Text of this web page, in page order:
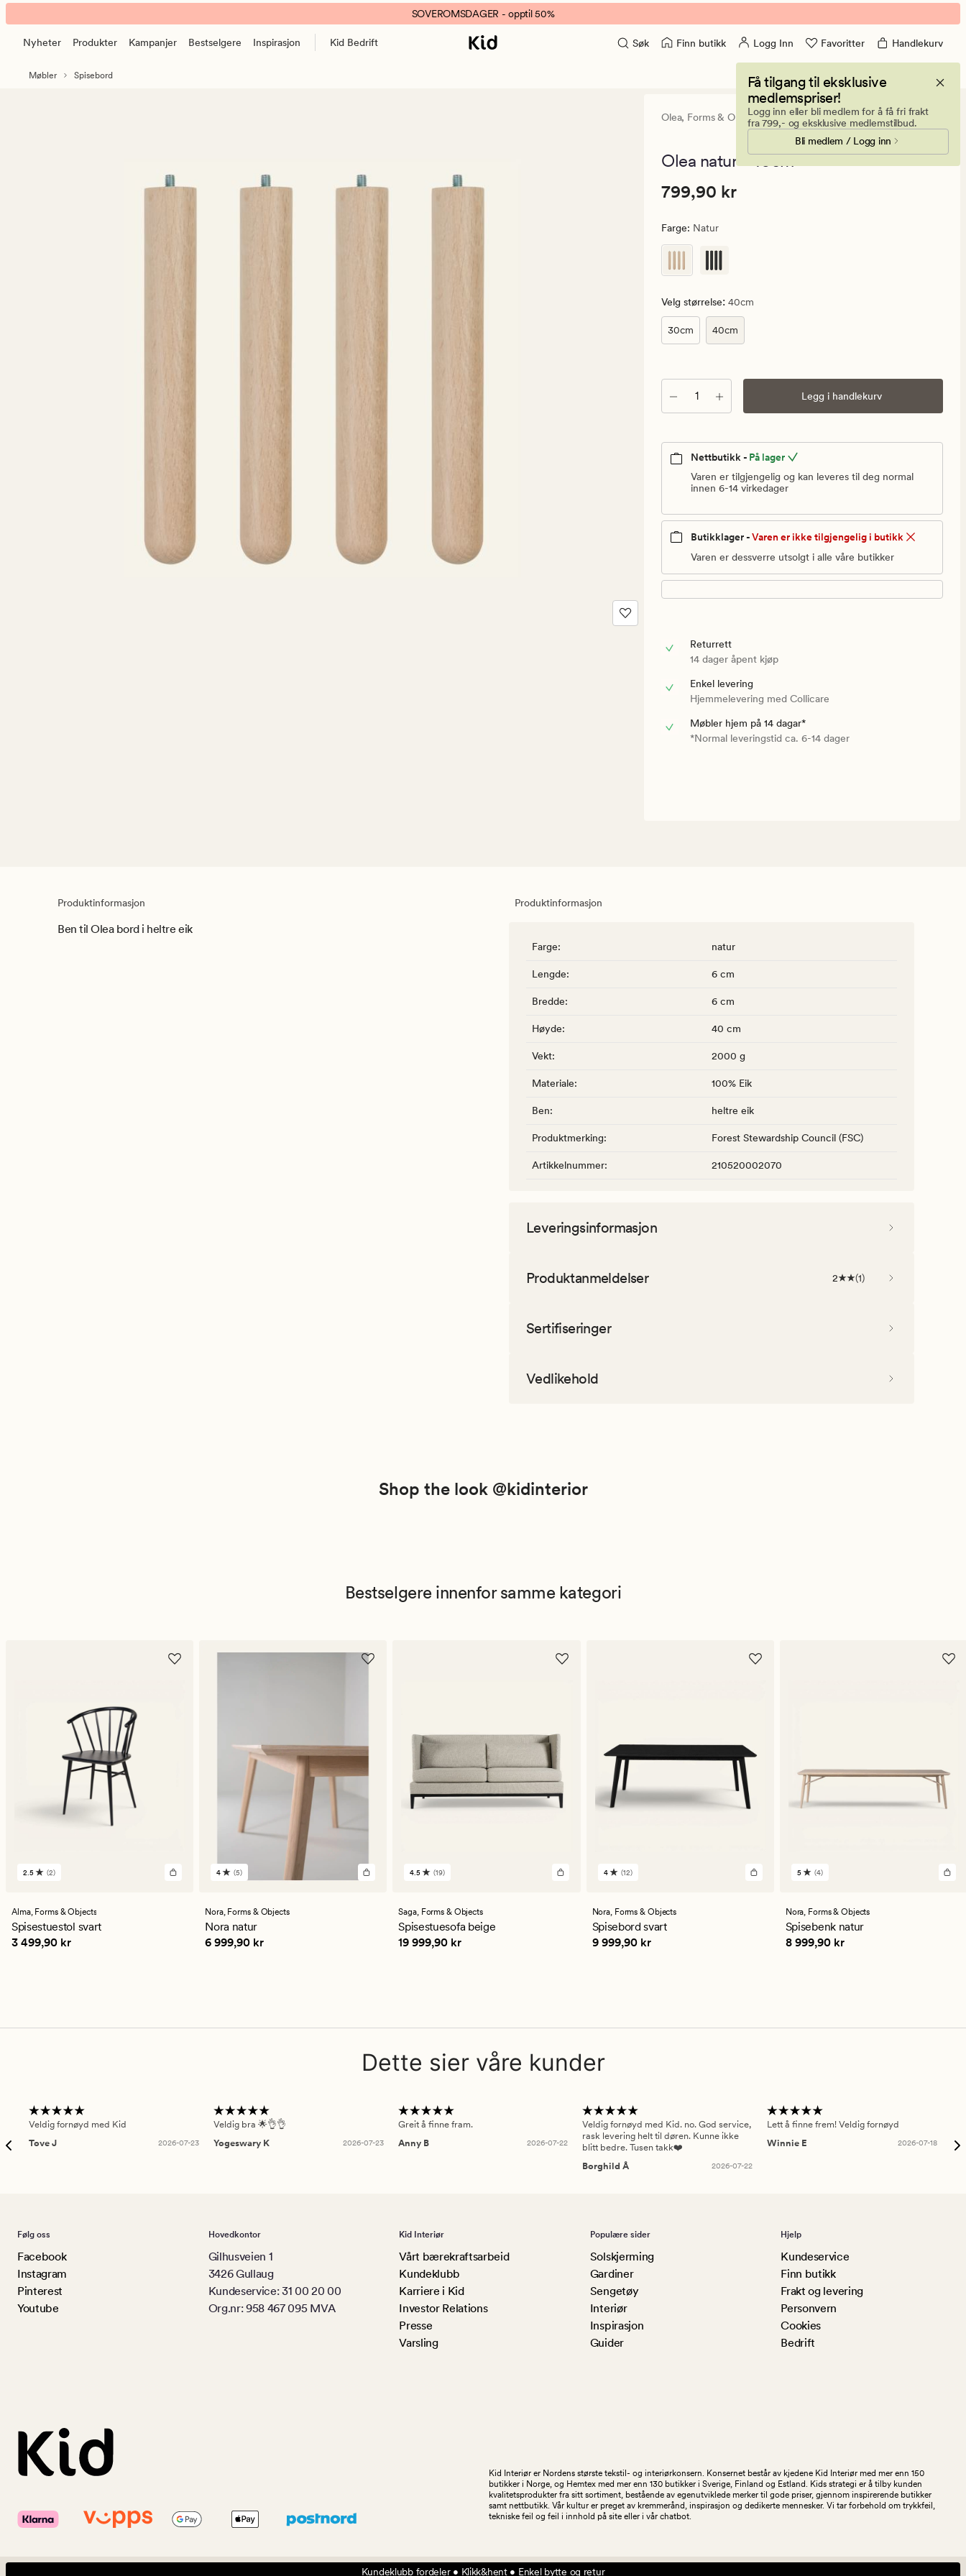
Olea
natur
banner.
Klikk
SOVEROMSDAGER - opptil 50%
Nyheter Produkter Kampanjer Bestselgere Inspirasjon Kid Bedrift Søk Finn butikk Logg Inn Favoritter Handlekurv
Få tilgang til eksklusive
medlemspriser!
Logg inn eller bli medlem for å få fri frakt
fra 799,- og eksklusive medlemstilbud.
Bli medlem / Logg inn
Møbler Spisebord
Olea, Forms & Objects
en
2
Olea natur - 40cm
Pris
799,90
kr.
Vanlig
pris
799,90
Pris 799,90 kr
799,90 kr
Farge: Natur
Velg størrelse: 40cm
30cm 40cm
Antall Legg i handlekurv
Nettbutikk - På lager
Varen er tilgjengelig og kan leveres til deg normal
innen 6-14 virkedager
Butikklager -Varen er ikke tilgjengelig i butikk
Varen er dessverre utsolgt i alle våre butikker
Returrett
14 dager åpent kjøp
Enkel levering
Hjemmelevering med Collicare
Møbler hjem på 14 dagar*
*Normal leveringstid ca. 6-14 dager
Produktinformasjon
Ben til Olea bord i heltre eik
Produktinformasjon
Farge: natur
Lengde: 6 cm
Bredde: 6 cm
Høyde: 40 cm
Vekt: 2000 g
Materiale: 100% Eik
Ben: heltre eik
Produktmerking: Forest Stewardship Council (FSC)
Artikkelnummer: 210520002070
Leveringsinformasjon
Produktanmeldelser 2 (1)
Sertifiseringer
Vedlikehold
Shop the look @kidinterior
Bestselgere innenfor samme kategori
2
en
gjennomsnittlig
vurdering
på
2.5 (2)
Alma, Forms & Objects
Spisestuestol svart
Pris 3 499,90 kr
3 499,90 kr
5
en
gjennomsnittlig
vurdering
på
4 (5)
Nora, Forms & Objects
Nora natur
Pris 6 999,90 kr
6 999,90 kr
19
en
gjennomsnittlig
vurdering
på
4.5 (19)
Saga, Forms & Objects
Spisestuesofa beige
Pris 19 999,90 kr
19 999,90 kr
12
en
gjennomsnittlig
vurdering
på
4 (12)
Nora, Forms & Objects
Spisebord svart
Pris 9 999,90 kr
9 999,90 kr
4
en
gjennomsnittlig
vurdering
på
5 (4)
Nora, Forms & Objects
Spisebenk natur
Pris 8 999,90 kr
8 999,90 kr
Dette sier våre kunder
Veldig fornøyd med Kid
Tove J
2026-07-23
Veldig bra 🌟👌👌
Yogeswary K
2026-07-23
Greit å finne fram.
Anny B
2026-07-22
Veldig fornøyd med Kid. no. God service,
rask levering helt til døren. Kunne ikke
blitt bedre. Tusen takk❤️
Borghild Å
2026-07-22
Lett å finne frem! Veldig fornøyd
Winnie E
2026-07-18
Følg oss
Facebook
Instagram
Pinterest
Youtube
Hovedkontor
Gilhusveien 1
3426 Gullaug
Kundeservice: 31 00 20 00
Org.nr: 958 467 095 MVA
Kid Interiør
Vårt bærekraftsarbeid
Kundeklubb
Karriere i Kid
Investor Relations
Presse
Varsling
Populære sider
Solskjerming
Gardiner
Sengetøy
Interiør
Inspirasjon
Guider
Hjelp
Kundeservice
Finn butikk
Frakt og levering
Personvern
Cookies
Bedrift
Kid Interiør er Nordens største tekstil- og interiørkonsern. Konsernet består av kjedene Kid Interiør med mer enn 150
butikker i Norge, og Hemtex med mer enn 130 butikker i Sverige, Finland og Estland. Kids strategi er å tilby kunden
kvalitetsprodukter fra sitt sortiment, bestående av egenutviklede merker til gode priser, gjennom inspirerende butikker
samt nettbutikk. Vår kultur er preget av kremmerånd, inspirasjon og dedikerte mennesker. Vi tar forbehold om trykkfeil,
tekniske feil og feil i innhold på site eller i vår chatbot.
Kundeklubb fordeler • Klikk&hent • Enkel bytte og retur